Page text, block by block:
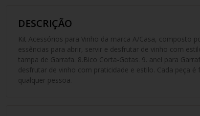
Kit Acessórios para Vinho da marca A/Casa, composto
essências para abrir, servir e desfrutar de vinho com
tampa de Garrafa. 8.Bico Corta-Gotas. 9. anel para
desfrutar de vinho com praticidade e estilo. Cada peça
qualquer pessoa.